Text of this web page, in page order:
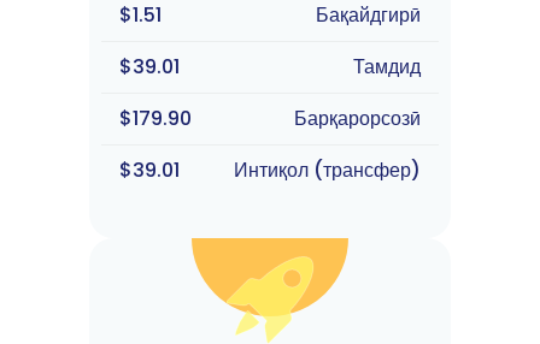
$1.51
Бақайдгирӣ
$39.01
Тамдид
$179.90
Барқарорсозӣ
$39.01
Интиқол (трансфер)